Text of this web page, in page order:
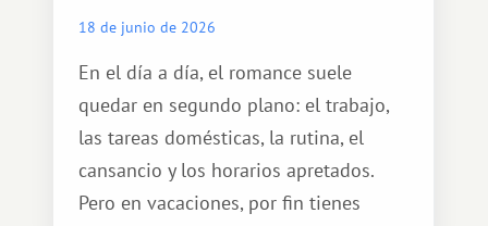
18 de junio de 2026
En el día a día, el romance suele
quedar en segundo plano: el trabajo,
las tareas domésticas, la rutina, el
cansancio y los horarios apretados.
Pero en vacaciones, por fin tienes